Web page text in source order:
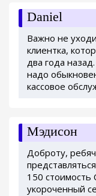
Daniel
Важно не
клиентка,
два года
надо
кассовое
Мэдисон
Доброту,
150 стоимость
укороченный